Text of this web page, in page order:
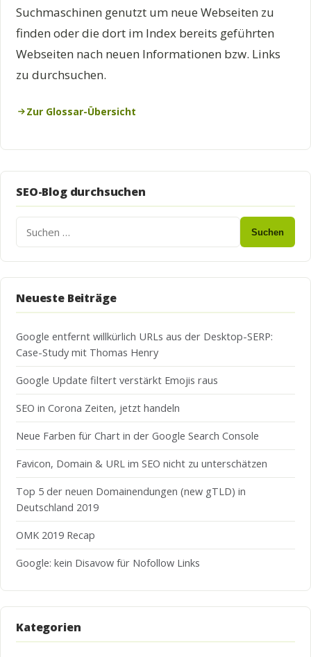
Suchmaschinen genutzt um neue Webseiten zu
finden oder die dort im Index bereits geführten
Webseiten nach neuen Informationen bzw. Links
zu durchsuchen.
Zur Glossar-Übersicht
SEO-Blog durchsuchen
Suchen
Neueste Beiträge
Google entfernt willkürlich URLs aus der Desktop-SERP:
Case-Study mit Thomas Henry
Google Update filtert verstärkt Emojis raus
SEO in Corona Zeiten, jetzt handeln
Neue Farben für Chart in der Google Search Console
Favicon, Domain & URL im SEO nicht zu unterschätzen
Top 5 der neuen Domainendungen (new gTLD) in
Deutschland 2019
OMK 2019 Recap
Google: kein Disavow für Nofollow Links
Kategorien